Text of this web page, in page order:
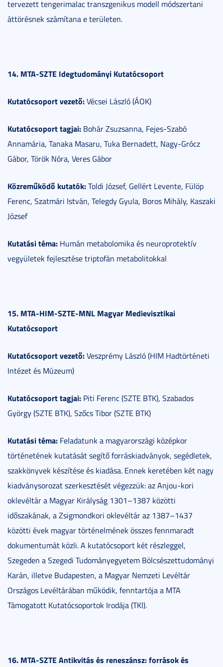
tervezett tengerimalac transzgenikus modell módszertani
áttörésnek számítana e területen.
14. MTA-SZTE Idegtudományi Kutatócsoport
Kutatócsoport vezető:Vécsei László (ÁOK)
Kutatócsoport tagjai: Bohár Zsuzsanna, Fejes-Szabó
Annamária, Tanaka Masaru, Tuka Bernadett, Nagy-Grócz
Gábor, Török Nóra, Veres Gábor
Közreműködő kutatók:Toldi József, Gellért Levente, Fülöp
Ferenc, Szatmári István, Telegdy Gyula, Boros Mihály, Kaszaki
József
Kutatási téma: Humán metabolomika és neuroprotektív
vegyületek fejlesztése triptofán metabolitokkal
15. MTA-HIM-SZTE-MNL Magyar Medievisztikai
Kutatócsoport
Kutatócsoport vezető:Veszprémy László (HIM Hadtörténeti
Intézet és Múzeum)
Kutatócsoport tagjai: Piti Ferenc (SZTE BTK), Szabados
György (SZTE BTK), Szőcs Tibor (SZTE BTK)
Kutatási téma: Feladatunk a magyarországi középkor
történetének kutatását segítő forráskiadványok, segédletek,
szakkönyvek készítése és kiadása. Ennek keretében két nagy
kiadványsorozat szerkesztését végezzük: az Anjou-kori
oklevéltár a Magyar Királyság 1301–1387 közötti
időszakának, a Zsigmondkori oklevéltár az 1387–1437
közötti évek magyar történelmének összes fennmaradt
dokumentumát közli. A kutatócsoport két részleggel,
Szegeden a Szegedi Tudományegyetem Bölcsészettudományi
Karán, illetve Budapesten, a Magyar Nemzeti Levéltár
Országos Levéltárában működik, fenntartója a MTA
Támogatott Kutatócsoportok Irodája (TKI).
16. MTA-SZTE Antikvitás és reneszánsz: források és